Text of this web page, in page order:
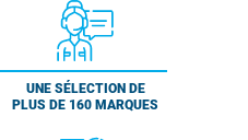
UNE SÉLECTION DE
PLUS DE 160 MARQUES